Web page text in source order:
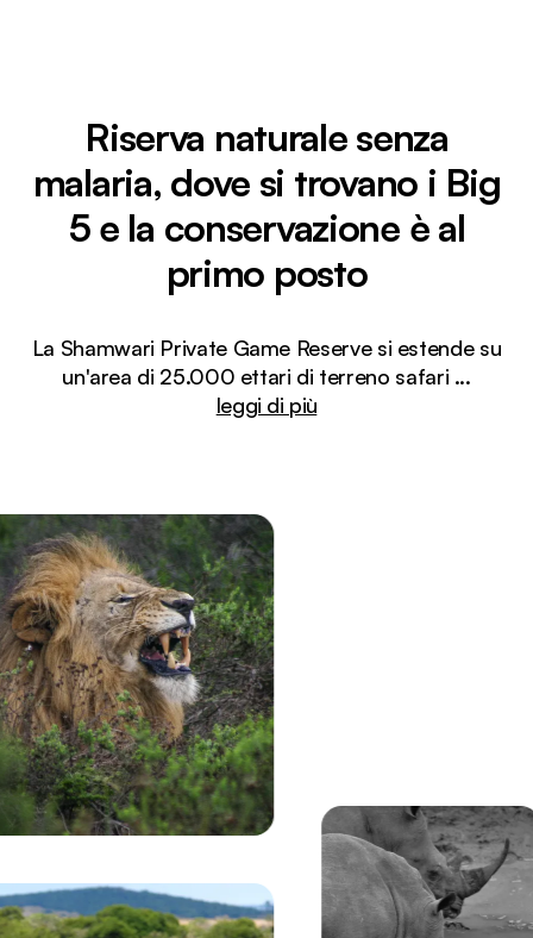
Riserva naturale senza
malaria, dove si trovano i Big
5 e la conservazione è al
primo posto
La Shamwari Private Game Reserve si estende su
un'area di 25.000 ettari di terreno safari ...
leggi di più